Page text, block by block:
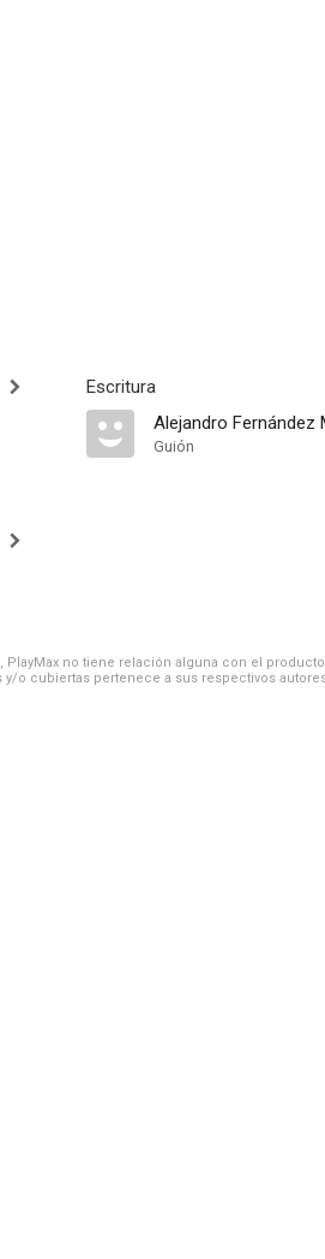
Escritura
Alejandro Fernández
Guión
no tiene relación alguna con el
o cubiertas pertenece a sus respectivos